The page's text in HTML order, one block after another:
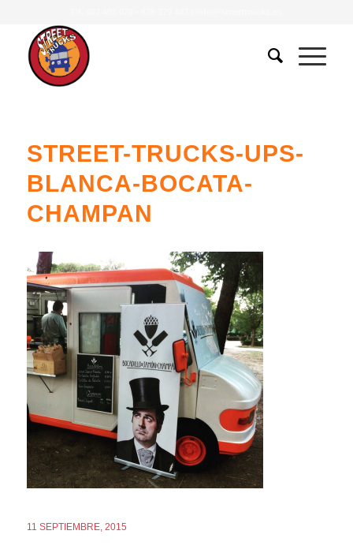
STREET-TRUCKS-UPS-
BLANCA-BOCATA-
CHAMPAN
11 SEPTIEMBRE, 2015